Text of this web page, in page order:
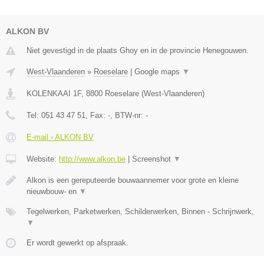
ALKON BV
Niet gevestigd in de plaats Ghoy en in de provincie Henegouwen.
West-Vlaanderen » Roeselare Google maps ▼
KOLENKAAI 1F, 8800 Roeselare (West-Vlaanderen)
Tel: 051 43 47 51, Fax: -, BTW-nr: -
E-mail › ALKON BV
Website: http://www.alkon.be Screenshot ▼
Alkon is een gereputeerde bouwaannemer voor grote en kleine
nieuwbouw- en ▼
Tegelwerken, Parketwerken, Schilderwerken, Binnen - Schrijnwerk,
▼
Er wordt gewerkt op afspraak.